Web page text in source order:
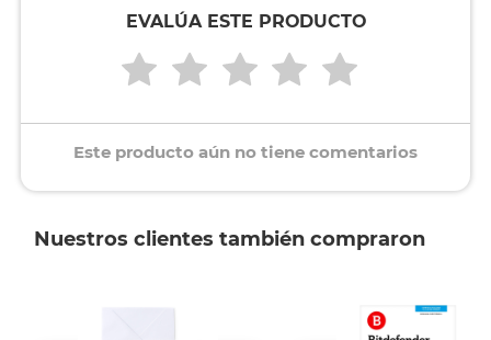
EVALÚA ESTE PRODUCTO
Este producto aún no tiene comentarios
Nuestros clientes también compraron